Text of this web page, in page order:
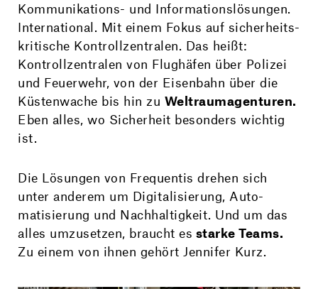
Kommunikations- und Informationslösungen.
International. Mit einem Fokus auf sicherheits­
kritische Kontrollzentralen. Das heißt:
Kontroll­zentralen von Flughäfen über Polizei
und Feuerwehr, von der Eisenbahn über die
Küstenwache bis hin zu Weltraumagenturen.
Eben alles, wo Sicherheit besonders wichtig
ist.
Die Lösungen von Frequentis drehen sich
unter anderem um Digi­talisierung, Auto­
matisierung und Nach­haltigkeit. Und um das
alles umzusetzen, braucht es starke Teams.
Zu einem von ihnen gehört Jennifer Kurz.